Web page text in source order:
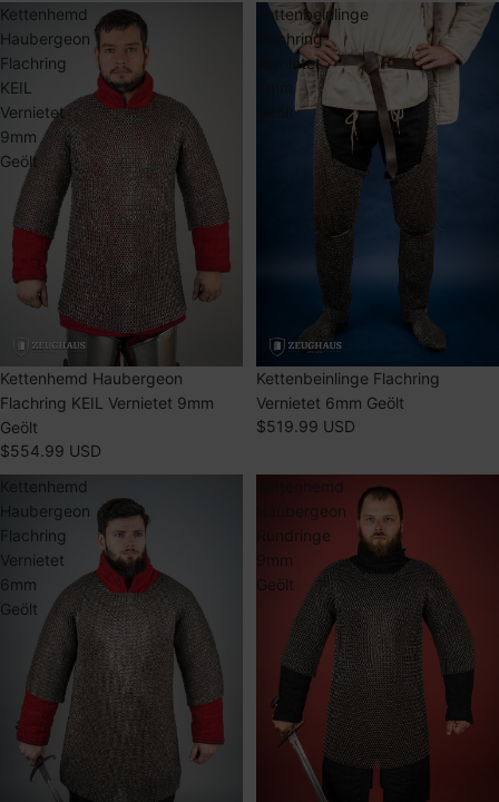
Kettenhemd
Haubergeon
Flachring
KEIL
Vernietet
9mm
Geölt
Kettenhemd Haubergeon
Flachring KEIL Vernietet 9mm
Geölt
$554.99 USD
Kettenbeinlinge
Flachring
Vernietet
Kettenbeinlinge Flachring
Vernietet 6mm Geölt
$519.99 USD
Kettenhemd
Haubergeon
Flachring
Vernietet
6mm
Geölt
Kettenhemd
Haubergeon
Rundringe
9mm
Geölt